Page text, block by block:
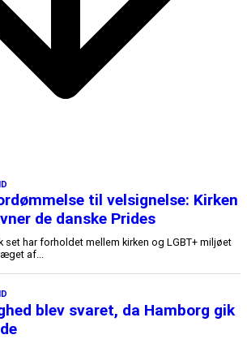
til velsignelse: Kirken
de danske Prides
set har forholdet mellem kirken og LGBT+ miljøet
af...
blev svaret, da Hamborg gik